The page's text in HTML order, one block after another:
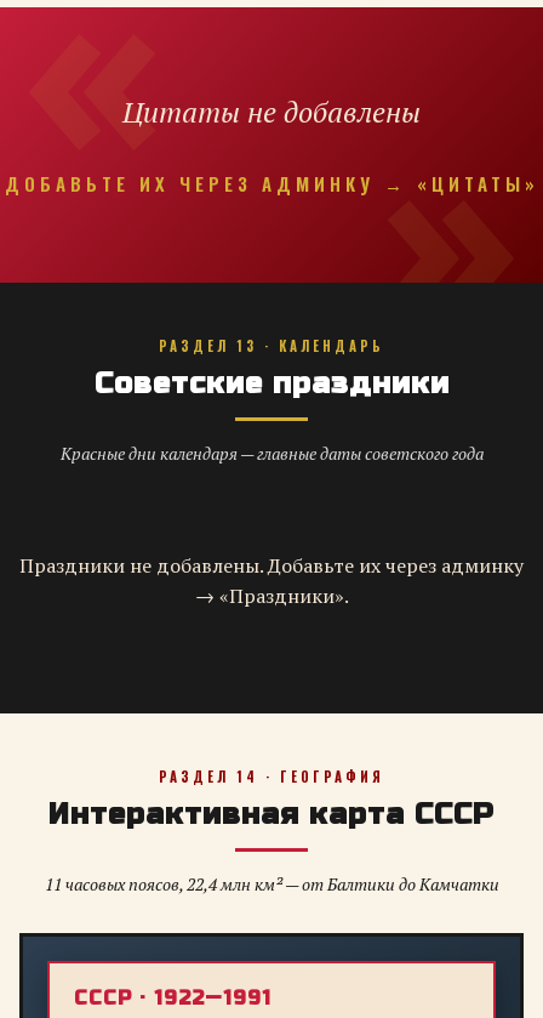
Цитаты не добавлены
ДОБАВЬТЕ ИХ ЧЕРЕЗ АДМИНКУ → «ЦИТАТЫ»
РАЗДЕЛ 13 · КАЛЕНДАРЬ
Советские праздники
Красные дни календаря — главные даты советского года
Праздники не добавлены. Добавьте их через админку
→ «Праздники».
РАЗДЕЛ 14 · ГЕОГРАФИЯ
Интерактивная карта СССР
11 часовых поясов, 22,4 млн км² — от Балтики до Камчатки
СССР · 1922—1991